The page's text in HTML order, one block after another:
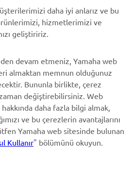
yeni çıkan ürünleri ve daha
ABONE OL
kişisel verilerinizi nasıl işlediğimizi
daha iyi anlarız ve bu
hizmetlerimizi ve
geliştiririz.
devam etmeniz, Yamaha web
almaktan memnun olduğunuz
Bununla birlikte, çerez
değiştirebilirsiniz. Web
daha fazla bilgi almak,
ve bu çerezlerin avantajlarını
Yamaha web sitesinde bulunan
Kullanır" bölümünü okuyun.